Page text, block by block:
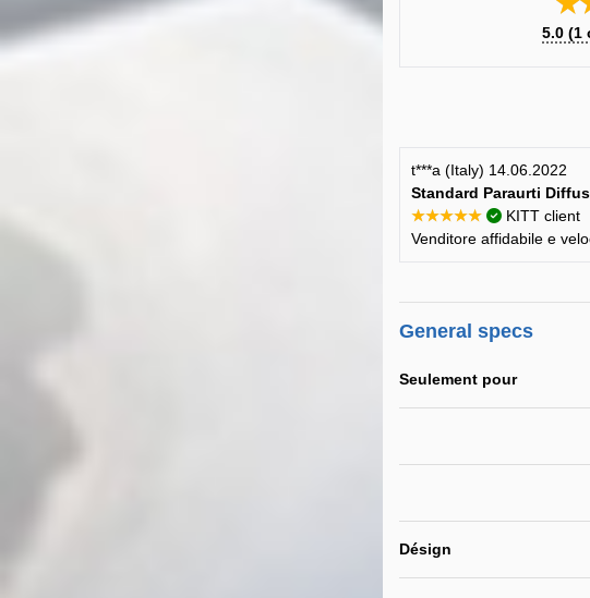
5.0(1
t***a (Italy) 14.06.2022
Standard Paraurti
★★★★★
KITT client
Venditore affidabile e
General specs
Seulement pour
Désign